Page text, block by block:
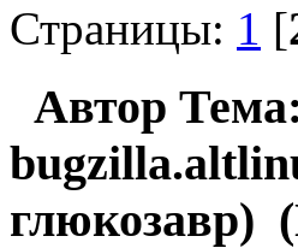
Страницы: 1 [
Автор
глюкозавр)